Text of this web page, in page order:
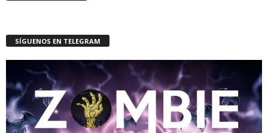
SÍGUENOS EN TELEGRAM